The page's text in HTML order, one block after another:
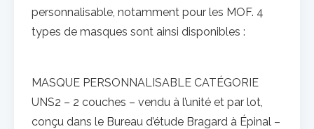
personnalisable, notamment pour les MOF. 4
types de masques sont ainsi disponibles :
MASQUE PERSONNALISABLE CATÉGORIE
UNS2 – 2 couches – vendu à l’unité et par lot,
conçu dans le Bureau d’étude Bragard à Épinal –